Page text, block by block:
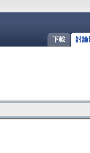
討論
下載